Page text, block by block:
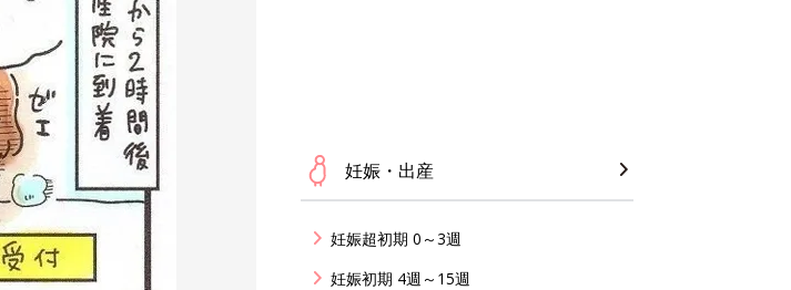
妊娠・出産
妊娠超初期 0～3週
妊娠初期 4週～15週